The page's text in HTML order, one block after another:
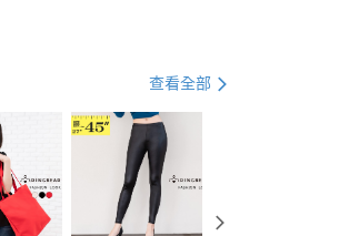
分期」於每月結算日後寄送繳費提
」（以下簡稱本公司）所提供，讓
或服務，並由商店將買賣／分期付
用本公司帳單繳交帳款。
之契約關係目的，商店將以您的個人
台灣大哥大進項蒐集、處理及利
需資料之確認、核對及更正。
」後，將跳轉至「AFTEE先享後
此簡訊中的連結，可透過四大超商
款，方視為交易完成。
繳費，但若您需要取消訂單，請聯
之訂單仍視為有效，需透過AFTEE
」之結帳頁面顯示為準，若有關於
相關疑問，請聯繫「AFTEE先享後
support/home
運費
運費
3L
查看全部